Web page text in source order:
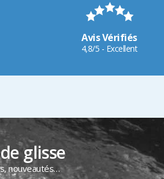
Avis Vérifiés
4,8/5 - Excellent
glisse
nouveautés…